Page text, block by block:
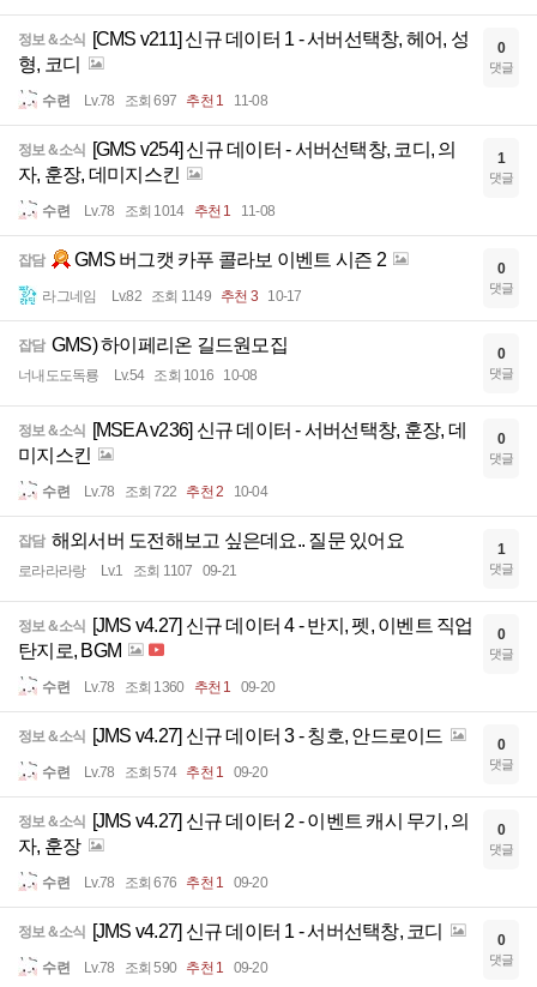
정보＆소식
[CMS v211] 신규 데이터 1 - 서버선택창, 헤어, 성
형, 코디
수련 Lv.78 조회 697 추천 1 11-08
0
댓글
정보＆소식
[GMS v254] 신규 데이터 - 서버선택창, 코디, 의
자, 훈장, 데미지스킨
수련 Lv.78 조회 1014 추천 1 11-08
1
댓글
잡담 GMS 버그캣 카푸 콜라보 이벤트 시즌 2
라그네임 Lv.82 조회 1149 추천 3 10-17
0
댓글
잡담 GMS) 하이페리온 길드원모집
너내도도독룡 Lv.54 조회 1016 10-08
0
댓글
정보＆소식
[MSEA v236] 신규 데이터 - 서버선택창, 훈장, 데
미지스킨
수련 Lv.78 조회 722 추천 2 10-04
0
댓글
잡담 해외서버 도전해보고 싶은데요.. 질문 있어요
로라라라랑 Lv.1 조회 1107 09-21
1
댓글
정보＆소식
[JMS v4.27] 신규 데이터 4 - 반지, 펫, 이벤트 직업
탄지로, BGM
수련 Lv.78 조회 1360 추천 1 09-20
0
댓글
정보＆소식 [JMS v4.27] 신규 데이터 3 - 칭호, 안드로이드
수련 Lv.78 조회 574 추천 1 09-20
0
댓글
정보＆소식
[JMS v4.27] 신규 데이터 2 - 이벤트 캐시 무기, 의
자, 훈장
수련 Lv.78 조회 676 추천 1 09-20
0
댓글
정보＆소식 [JMS v4.27] 신규 데이터 1 - 서버선택창, 코디
수련 Lv.78 조회 590 추천 1 09-20
0
댓글